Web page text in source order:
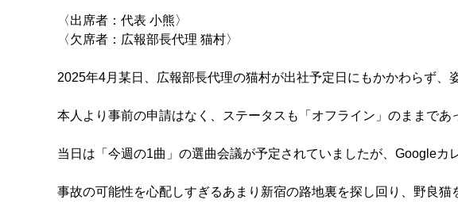
〈出席者：代表 小熊〉
〈欠席者：広報部長代理 猫村〉
2025年4月某日、広報部長代理の猫村が出社予定日にもかかわらず、
本人より事前の申請はなく、ステータスも「オフライン」のままであ
当日は「今週の1曲」の選曲会議が予定されていましたが、Google
事故の可能性を心配しすぎるあまり新宿の路地裏を探し回り、野良猫